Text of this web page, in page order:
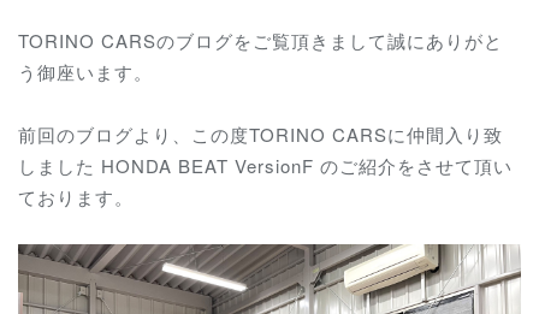
TORINO CARSのブログをご覧頂きまして誠にありがと
う御座います。
前回のブログより、この度TORINO CARSに仲間入り致
しました HONDA BEAT VersionF のご紹介をさせて頂い
ております。